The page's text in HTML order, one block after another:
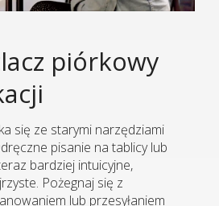
piórkowy
się ze starymi narzędziami
pisanie na tablicy lub
bardziej intuicyjne,
Pożegnaj się z
lub przesyłaniem